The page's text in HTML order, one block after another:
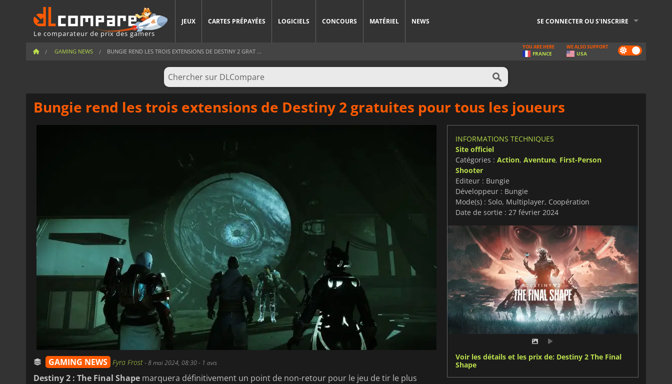
Le comparateur de prix des gamers
JEUX CARTES PRÉPAYÉES LOGICIELS CONCOURS MATÉRIEL NEWS SE CONNECTER OU S'INSCRIRE
GAMING NEWS BUNGIE REND LES TROIS EXTENSIONS DE DESTINY 2 GRAT ... Dark
mode
YOU ARE HERE
FRANCE
WE ALSO SUPPORT
USA
Bungie rend les trois extensions de Destiny 2 gratuites pour tous les joueurs
GAMING NEWS Fyra Frost-8 mai 2024, 08:30- 1 avis
Destiny 2 : The Final Shape marquera définitivement un point de non-retour pour le jeu de tir le plus
INFORMATIONS TECHNIQUES
Site officiel
Catégories : Action, Aventure, First-Person
Shooter
Editeur : Bungie
Développeur : Bungie
Mode(s) : Solo, Multiplayer, Coopération
Date de sortie : 27 février 2024
Voir les détails et les prix de: Destiny 2 The Final
Shape